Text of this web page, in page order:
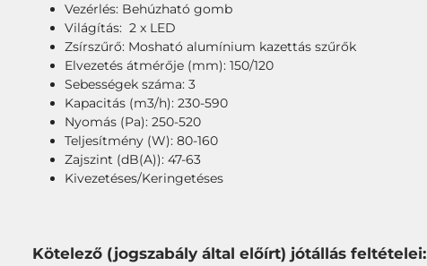
Vezérlés: Behúzható gomb
Világítás: 2 x LED
Zsírszűrő: Mosható alumínium kazettás szűrők
Elvezetés átmérője (mm): 150/120
Sebességek száma: 3
Kapacitás (m3/h): 230-590
Nyomás (Pa): 250-520
Teljesítmény (W): 80-160
Zajszint (dB(A)): 47-63
Kivezetéses/Keringetéses
Kötelező (jogszabály által előírt) jótállás feltételei: